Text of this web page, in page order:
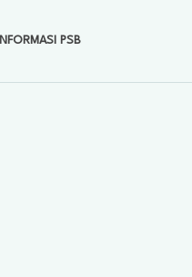
INFORMASI PSB